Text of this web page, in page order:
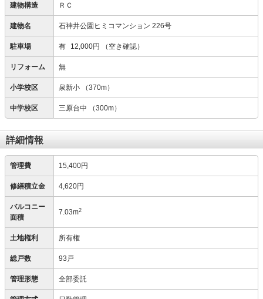
建物構造 ＲＣ
建物名 石神井公園ヒミコマンション 226号
駐車場 有 12,000円 （空き確認）
リフォーム 無
小学校区 泉新小 （370m）
中学校区 三原台中 （300m）
詳細情報
管理費 15,400円
修繕積立金 4,620円
バルコニー
面積
7.03m2
土地権利 所有権
総戸数 93戸
管理形態 全部委託